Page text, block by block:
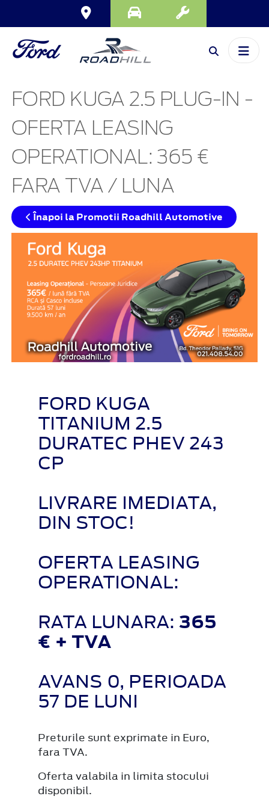
FORD KUGA 2.5 PLUG-IN -
OFERTA LEASING
OPERATIONAL: 365 €
FARA TVA / LUNA
Înapoi la Promotii Roadhill Automotive
FORD KUGA
TITANIUM 2.5
DURATEC PHEV 243
CP
LIVRARE IMEDIATA,
DIN STOC!
OFERTA LEASING
OPERATIONAL:
RATA LUNARA: 365
€ + TVA
AVANS 0, PERIOADA
57 DE LUNI
Preturile sunt exprimate in Euro,
fara TVA.
Oferta valabila in limita stocului
disponibil.